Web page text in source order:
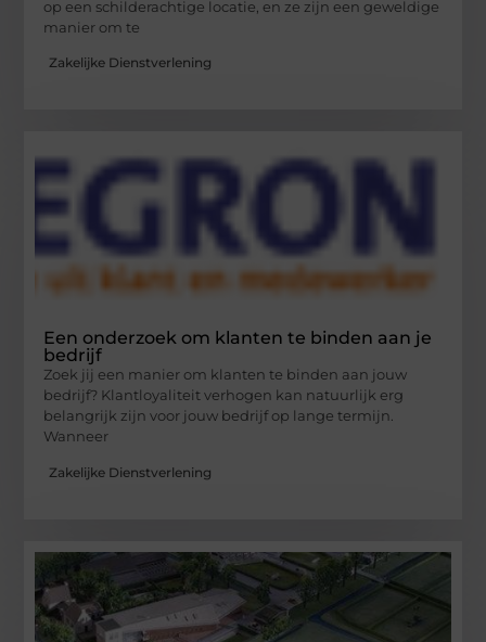
op een schilderachtige locatie, en ze zijn een geweldige
manier om te
Zakelijke Dienstverlening
Een onderzoek om klanten te binden aan je
bedrijf
Zoek jij een manier om klanten te binden aan jouw
bedrijf? Klantloyaliteit verhogen kan natuurlijk erg
belangrijk zijn voor jouw bedrijf op lange termijn.
Wanneer
Zakelijke Dienstverlening